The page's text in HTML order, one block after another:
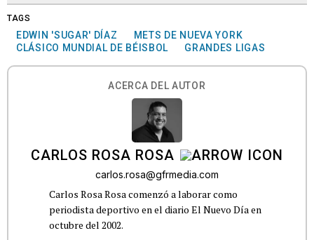
TAGS
EDWIN 'SUGAR' DÍAZ
METS DE NUEVA YORK
CLÁSICO MUNDIAL DE BÉISBOL
GRANDES LIGAS
ACERCA DEL AUTOR
CARLOS ROSA ROSA
carlos.rosa@gfrmedia.com
Carlos Rosa Rosa comenzó a laborar como
periodista deportivo en el diario El Nuevo Día en
octubre del 2002.